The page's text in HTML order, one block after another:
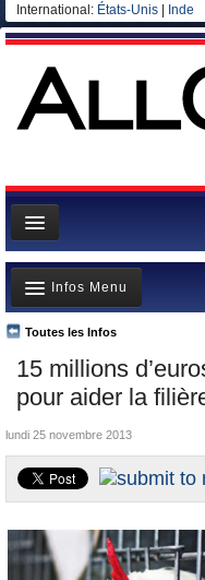
International: États-Unis Inde
Page d'accueil
Infos
Gouvernement
Ministères/Directions
Blog
Elections européennes
15 millions
pour aider la
Toutes les Infos
Infos Menu
A la Une
Polémiques
Où va l’argent?
La France et le Monde
Nominations et Démissions
Elections européennes
Infos insolites
lundi 25 novembre 2013